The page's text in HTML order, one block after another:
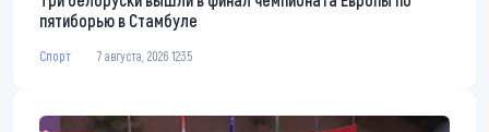
пятиборью в Стамбуле
Спорт 7 августа, 2026 12:35